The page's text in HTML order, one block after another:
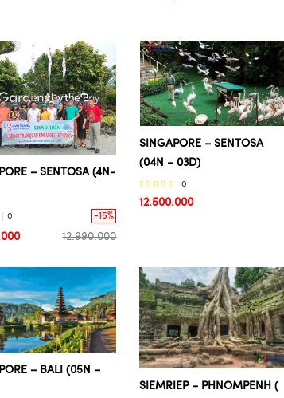
– SENTOSA (4N-
0 -15%
12.990.000
SINGAPORE – SENTOSA
(04N – 03D)
0
12.500.000
– BALI (05N –
SIEMRIEP – PHNOMPENH (